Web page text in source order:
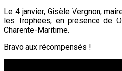
Le 4 janvier, Gisèle Vergnon,
les Trophées, en présence de
Charente-Maritime.
Bravo aux récompensés !